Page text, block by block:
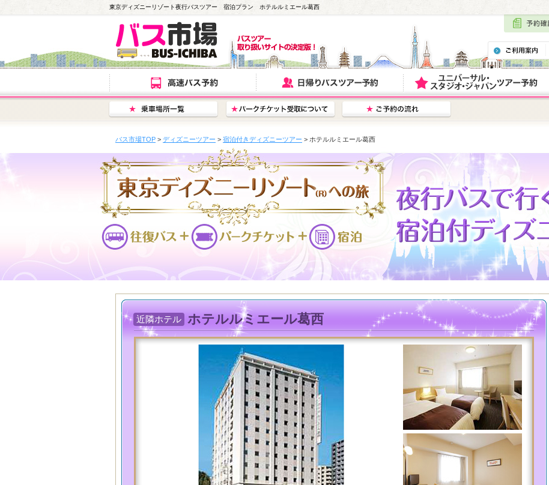
東京ディズニーリゾート夜行バスツアー 宿泊プラン ホテルルミエール葛西
バス市場TOP > ディズニーツアー > 宿泊付きディズニーツアー > ホテルルミエール葛西
近隣ホテル ホテルルミエール葛西